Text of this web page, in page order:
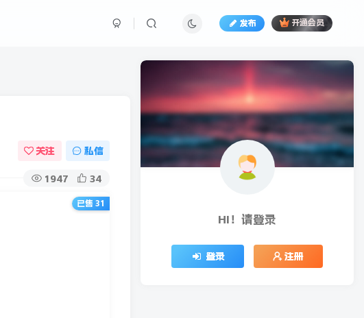
发布 开通会员
关注 私信
1947 34
已售 31
HI！请登录
登录 注册